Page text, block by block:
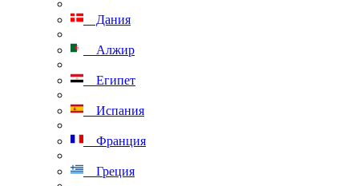
Дания
Алжир
Египет
Испания
Франция
Греция